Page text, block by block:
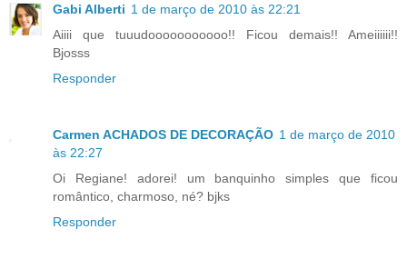
Gabi Alberti 1 de março de 2010 às 22:21
Aiiii que tuuudooooooooooo!! Ficou demais!! Ameiiiiii!!
Bjosss
Responder
Carmen ACHADOS DE DECORAÇÃO 1 de março de 2010
às 22:27
Oi Regiane! adorei! um banquinho simples que ficou
romântico, charmoso, né? bjks
Responder